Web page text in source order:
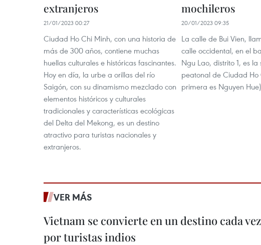
extranjeros
21/01/2023 00:27
Ciudad Ho Chi Minh, con una historia de
más de 300 años, contiene muchas
huellas culturales e históricas fascinantes.
Hoy en día, la urbe a orillas del río
Saigón, con su dinamismo mezclado con
elementos históricos y culturales
tradicionales y características ecológicas
del Delta del Mekong, es un destino
atractivo para turistas nacionales y
extranjeros.
mochileros
20/01/2023 09:35
La calle de Bui Vien,
calle occidental, en el
Ngu Lao, distrito 1, es
peatonal de Ciudad Ho
primera es Nguyen
VER MÁS
Vietnam se convierte en un destino cada
por turistas indios